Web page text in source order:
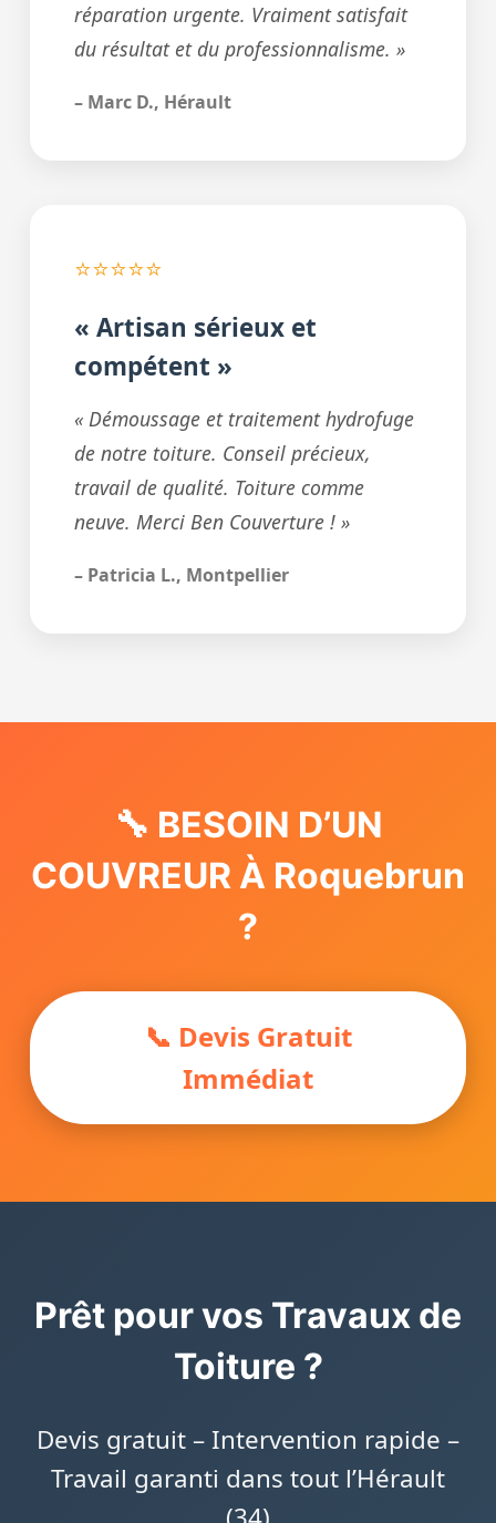
réparation urgente. Vraiment satisfait
du résultat et du professionnalisme. »
– Marc D., Hérault
⭐⭐⭐⭐⭐
« Artisan sérieux et
compétent »
« Démoussage et traitement hydrofuge
de notre toiture. Conseil précieux,
travail de qualité. Toiture comme
neuve. Merci Ben Couverture ! »
– Patricia L., Montpellier
🔧 BESOIN D’UN
COUVREUR À Roquebrun
?
📞 Devis Gratuit
Immédiat
Prêt pour vos Travaux de
Toiture ?
Devis gratuit – Intervention rapide –
Travail garanti dans tout l’Hérault